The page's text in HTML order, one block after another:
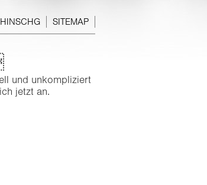
HINSCHG SITEMAP
und unkompliziert
jetzt an.